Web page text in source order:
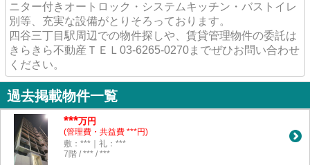
ニター付きオートロック・システムキッチン・バストイレ
別等、充実な設備がとりそろっております。
四谷三丁目駅周辺での物件探しや、賃貸管理物件の委託は
きらきら不動産ＴＥＬ03-6265-0270までぜひお問い合わせ
ください。
過去掲載物件一覧
***万円
(管理費・共益費 ***円)
敷：***｜礼：***
7階 / *** / ***